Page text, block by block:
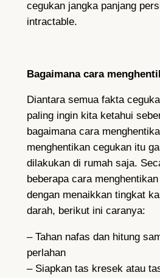
cegukan jangka panjang
intractable.
Bagaimana cara
Diantara semua fakta
paling ingin kita ketahui
bagaimana cara
menghentikan cegukan itu
dilakukan di rumah saja.
beberapa cara
dengan menaikkan tingkat
darah, berikut ini caranya:
– Tahan nafas dan hitung
perlahan
– Siapkan tas kresek atau